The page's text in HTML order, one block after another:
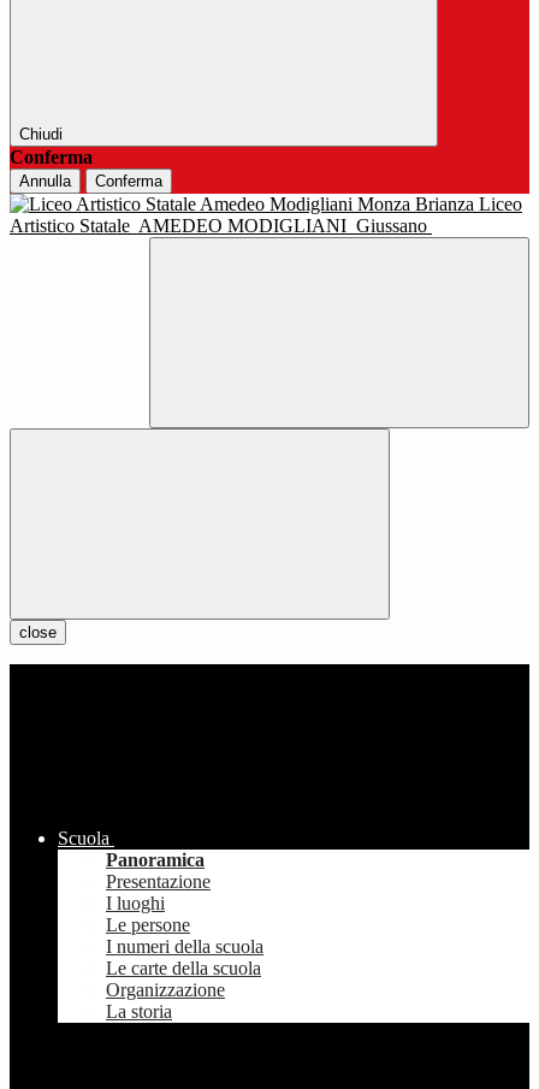
Chiudi
Conferma
Annulla Conferma
Liceo
Artistico Statale AMEDEO MODIGLIANI Giussano
close
Scuola
Panoramica
Presentazione
I luoghi
Le persone
I numeri della scuola
Le carte della scuola
Organizzazione
La storia